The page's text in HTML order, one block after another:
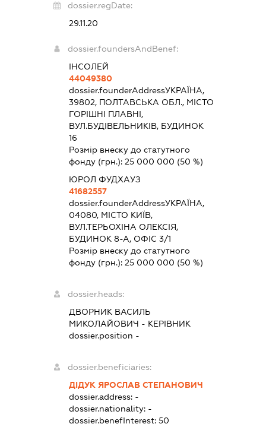
dossier.regDate:
29.11.20
dossier.foundersAndBenef:
ІНСОЛЕЙ
44049380
dossier.founderAddressУКРАЇНА,
39802, ПОЛТАВСЬКА ОБЛ., МІСТО
ГОРІШНІ ПЛАВНІ,
ВУЛ.БУДІВЕЛЬНИКІВ, БУДИНОК
16
Розмір внеску до статутного
фонду (грн.): 25 000 000 (50 %)
ЮРОЛ ФУДХАУЗ
41682557
dossier.founderAddressУКРАЇНА,
04080, МІСТО КИЇВ,
ВУЛ.ТЕРЬОХІНА ОЛЕКСІЯ,
БУДИНОК 8-А, ОФІС 3/1
Розмір внеску до статутного
фонду (грн.): 25 000 000 (50 %)
dossier.heads:
ДВОРНИК ВАСИЛЬ
МИКОЛАЙОВИЧ - КЕРІВНИК
dossier.position -
dossier.beneficiaries:
ДІДУК ЯРОСЛАВ СТЕПАНОВИЧ
dossier.address: -
dossier.nationality: -
dossier.benefInterest: 50